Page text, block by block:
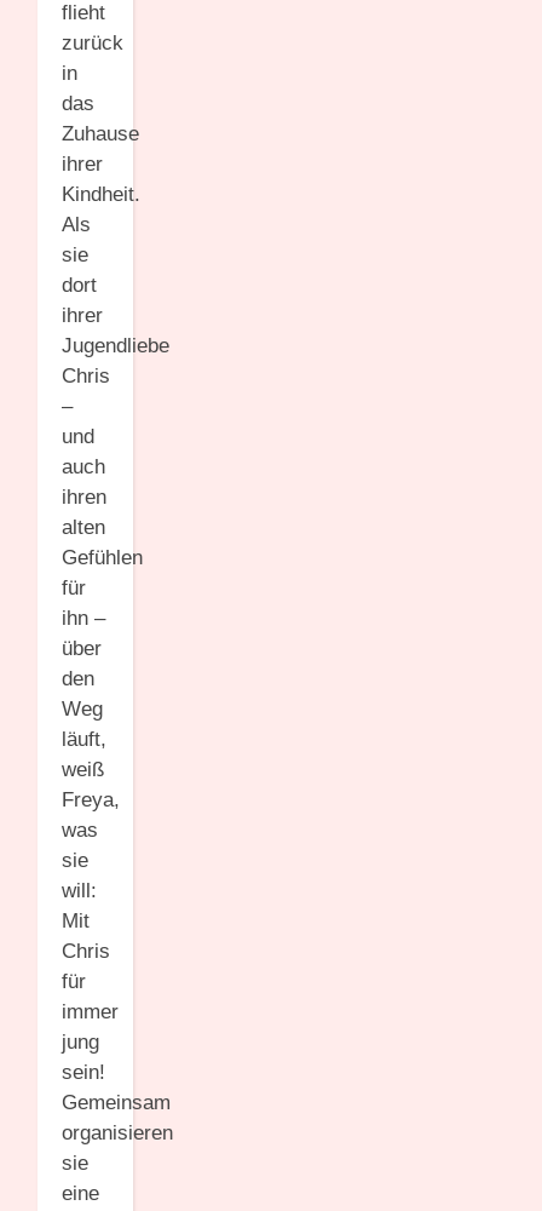
flieht
zurück
in
das
Zuhause
ihrer
Kindheit.
Als
sie
dort
ihrer
Jugendliebe
Chris
–
und
auch
ihren
alten
Gefühlen
für
ihn –
über
den
Weg
läuft,
weiß
Freya,
was
sie
will:
Mit
Chris
für
immer
jung
sein!
Gemeinsam
organisieren
sie
eine